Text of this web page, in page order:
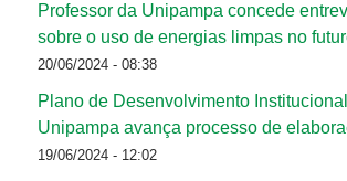
Professor da Unipampa concede
sobre o uso de energias limpas no
20/06/2024 - 08:38
Plano de Desenvolvimento
Unipampa avança processo de
19/06/2024 - 12:02